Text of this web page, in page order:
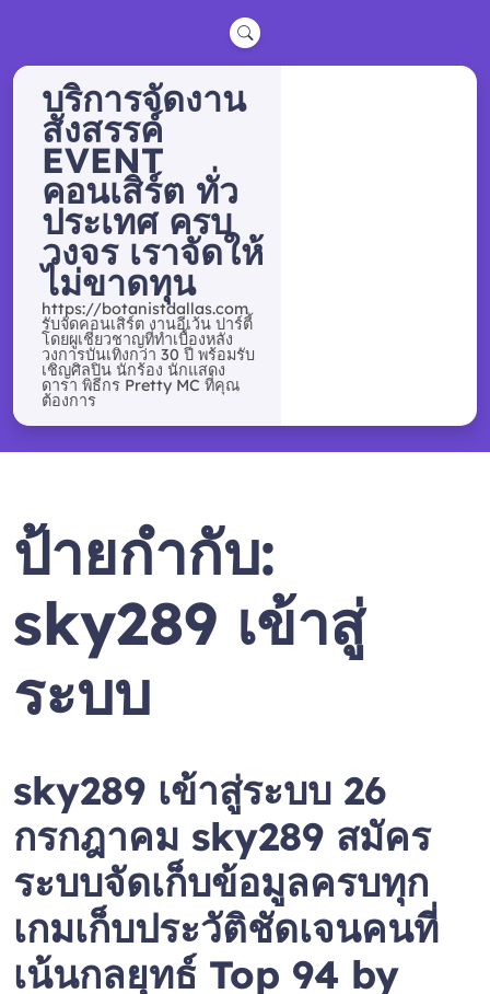
บริการจัดงาน
สังสรรค์
EVENT
คอนเสิร์ต ทั่ว
ประเทศ ครบ
วงจร เราจัดให้
ไม่ขาดทุน
https://botanistdallas.com
รับจัดคอนเสิร์ต งานอีเว้น ปาร์ตี้
โดยผูเชี่ยวชาญที่ทำเบื้องหลัง
วงการบันเทิงกว่า 30 ปี พร้อมรับ
เชิญศิลปิน นักร้อง นักแสดง
ดารา พิธีกร Pretty MC ที่คุณ
ต้องการ
ป้ายกำกับ:
sky289 เข้าสู่
ระบบ
sky289 เข้าสู่ระบบ 26
กรกฎาคม sky289 สมัคร
ระบบจัดเก็บข้อมูลครบทุก
เกมเก็บประวัติชัดเจนคนที่
เน้นกลยุทธ์ Top 94 by